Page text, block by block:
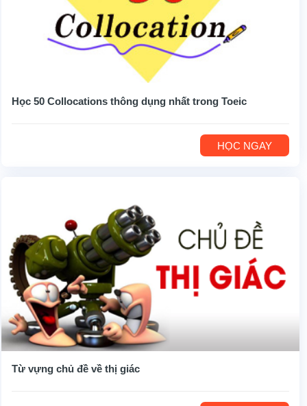
Học 50 Collocations thông dụng nhất trong Toeic
HỌC NGAY
Từ vựng chủ đề về thị giác